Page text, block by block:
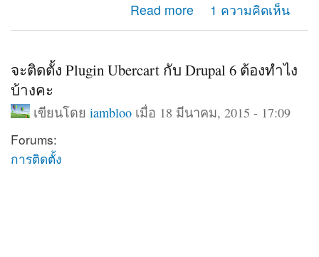
Read more 1 ความคิดเห็น
จะติดตั้ง Plugin Ubercart กับ Drupal 6 ต้องทำไง
บ้างคะ
เขียนโดย iamblooเมื่อ 18 มีนาคม, 2015 - 17:09
Forums:
การติดตั้ง